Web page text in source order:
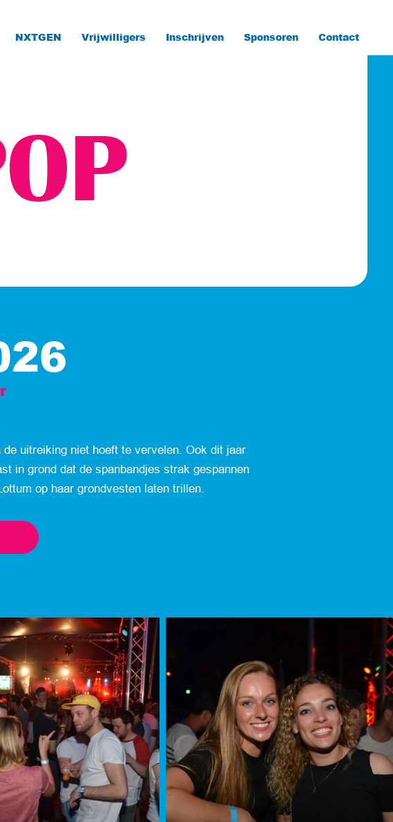
NXTGEN Vrijwilligers Inschrijven Sponsoren Contact
uitreiking niet hoeft te vervelen. Ook dit jaar
in grond dat de spanbandjes strak gespannen
op haar grondvesten laten trillen.